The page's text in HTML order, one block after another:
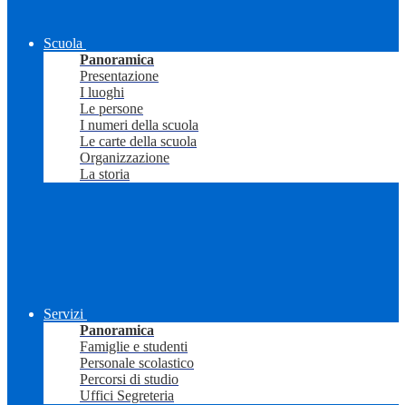
Scuola
Panoramica
Presentazione
I luoghi
Le persone
I numeri della scuola
Le carte della scuola
Organizzazione
La storia
Servizi
Panoramica
Famiglie e studenti
Personale scolastico
Percorsi di studio
Uffici Segreteria